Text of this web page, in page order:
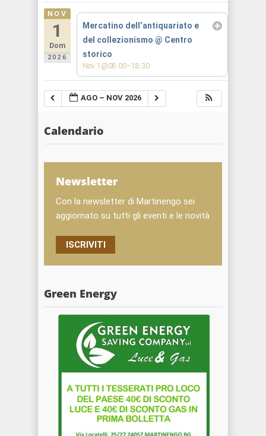
NOV
1
Dom
2026
Mercatino dell’antiquariato e
del collezionismo @ Centro
storico
Nov 1@08:00–18:30
AGO – NOV 2026
Calendario
Newsletter
Con la newsletter di Martinengo sei
aggiornato su tutti gli eventi e le novità
ISCRIVITI
Green Energy